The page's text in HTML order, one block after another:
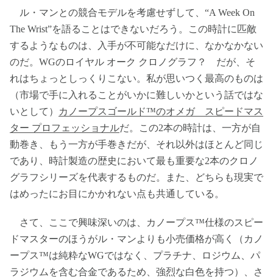
ル・マンとの競合モデルを考慮せずして、“A Week On
The Wrist”を語ることはできないだろう。この時計に匹敵
するようなものは、入手が不可能なだけに、なかなかない
のだ。WGのロイヤル オーク クロノグラフ？ だが、そ
れはちょっとしっくりこない。私が思いつく最高のものは
（市場で手に入れることがいかに難しいかという話ではな
いとして）
カノープスゴールド™のオメガ スピードマス
ター プロフェッショナルだ。この2本の時計は、一方が自
動巻き、もう一方が手巻きだが、それ以外はほとんど同じ
であり、時計製造の歴史において最も重要な2本のクロノ
グラフシリーズを代表するものだ。また、どちらも現実で
はめったにお目にかかれない点も共通している。
さて、ここで興味深いのは、カノープス™仕様のスピー
ドマスターのほうがル・マンよりも小売価格が高く（カノ
ープス™は純粋なWGではなく、プラチナ、ロジウム、パ
ラジウムを含む合金であるため、強烈な白色を持つ）、さ